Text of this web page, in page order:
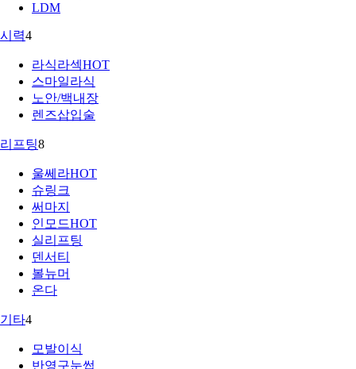
LDM
시력4
라식라섹HOT
스마일라식
노안/백내장
렌즈삽입술
리프팅8
울쎄라HOT
슈링크
써마지
인모드HOT
실리프팅
덴서티
볼뉴머
온다
기타4
모발이식
반영구눈썹